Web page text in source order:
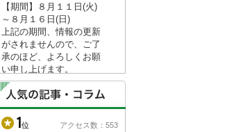
【期間】８月１１日(火)
～８月１６日(日)
上記の期間、情報の更新
がされませんので、ご了
承のほど、よろしくお願
い申し上げます。
なお、情報は８月１７日
(月)より登録されます。
2026/04/23
1位 アクセス数：553